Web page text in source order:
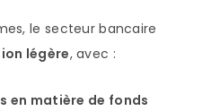
le secteur bancaire
légère, avec :
en matière de fonds